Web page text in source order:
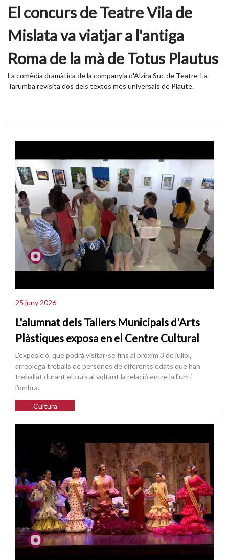
El concurs de Teatre Vila de
Mislata va viatjar a l'antiga
Roma de la mà de Totus Plautus
La comèdia dramàtica de la companyia d'Alzira Suc de Teatre-La
Tarumba revisita dos dels textos més universals de Plaute.
25 juny 2026
L'alumnat dels Tallers Municipals d'Arts
Plàstiques exposa en el Centre Cultural
L'exposició, que podrà visitar-se fins al pròxim 3 de juliol,
arreplega treballs de persones de diferents edats que han
treballat durant el curs al voltant la relació entre la llum i
l'ombra.
Cultura